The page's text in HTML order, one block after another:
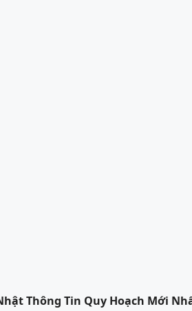
Thông Tin Quy Hoạch Mới